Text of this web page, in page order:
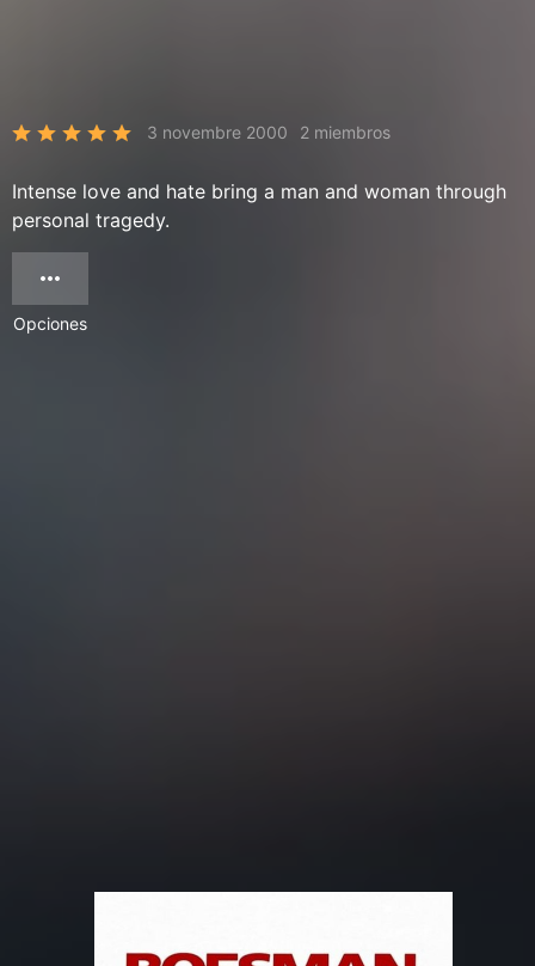
3 novembre 2000 2 miembros
Intense love and hate bring a man and woman through
personal tragedy.
Opciones